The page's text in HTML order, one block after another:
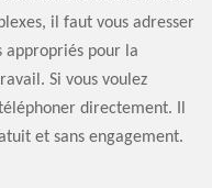
il faut vous adresser
appropriés pour la
Si vous voulez
directement. Il
et sans engagement.